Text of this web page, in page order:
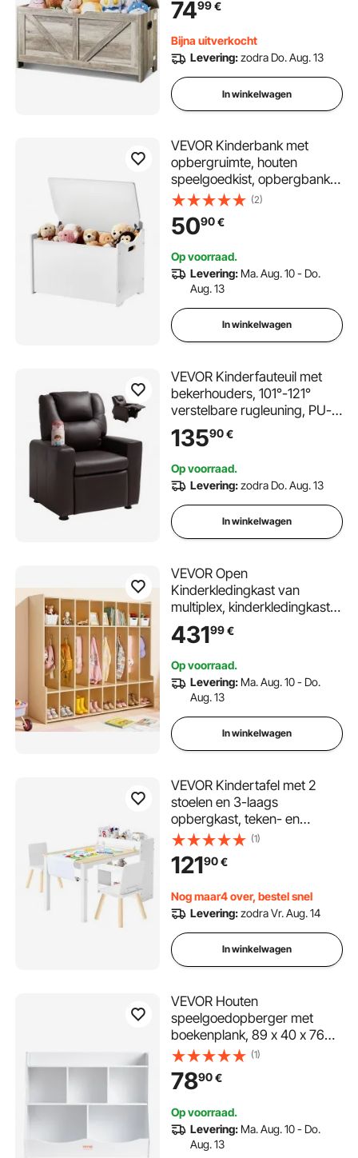
Speelgoedkist met
Veiligheidsscharnier, 990 x
395 x 480 mm
7499€
Bijna uitverkocht
Levering:zodra Do. Aug. 13
In winkelwagen
VEVOR Kinderbank met
opbergruimte, houten
speelgoedkist, opbergbank
met rugleuning en
veiligheidsscharnier,
opbergkist voor speelkamer,
545 mm, wit
(2)
5090€
Op voorraad.
Levering: Ma. Aug. 10 - Do.
Aug. 13
In winkelwagen
VEVOR Kinderfauteuil met
bekerhouders, 101°-121°
verstelbare rugleuning, PU-
leren relaxfauteuil met
voetenbank, draagvermogen
41 kg, relaxfauteuil voor
jongens en meisjes (bruin)
13590€
Op voorraad.
Levering:zodra Do. Aug. 13
In winkelwagen
VEVOR Open
Kinderkledingkast van
multiplex, kinderkledingkast
met 16 haken en 24 vakken
(8 grote + 16 kleine),
kledingkastplank en
opbergplank voor
kinderkamer, thuis,
kleuterschool,
kinderdagverblijf
43199€
Op voorraad.
Levering: Ma. Aug. 10 - Do.
Aug. 13
In winkelwagen
VEVOR Kindertafel met 2
stoelen en 3-laags
opbergkast, teken- en
schrijftafelset voor lezen,
leren, tekenen en schrijven,
kinderzitset voor
speeltafel, bureau, wit
(1)
12190€
Nog maar4 over, bestel snel
Levering:zodra Vr. Aug. 14
In winkelwagen
VEVOR Houten
speelgoedopberger met
boekenplank, 89 x 40 x 76
cm, 5-laags speelgoedkast,
kinderboeken- en
speelgoedplank voor
speelkamers
(1)
7890€
Op voorraad.
Levering: Ma. Aug. 10 - Do.
Aug. 13